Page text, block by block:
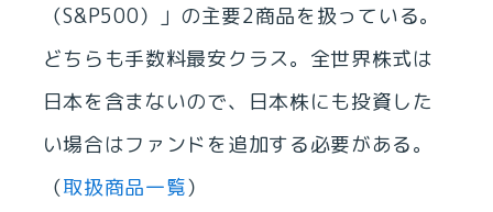
（S&P500）」の主要2商品を扱っている。
どちらも手数料最安クラス。全世界株式は
日本を含まないので、日本株にも投資した
い場合はファンドを追加する必要がある。
（取扱商品一覧）